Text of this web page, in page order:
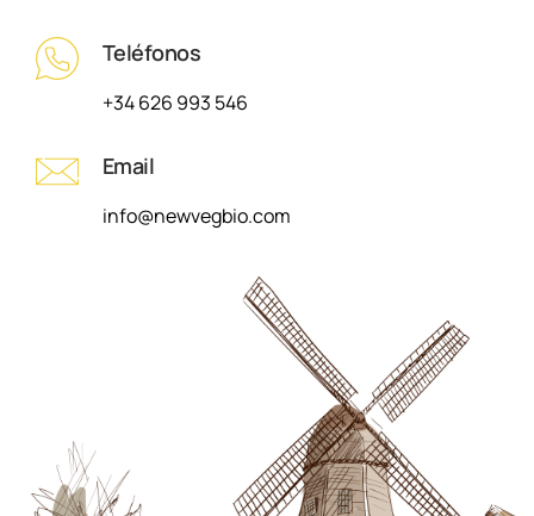
Teléfonos
+34 626 993 546
Email
info@newvegbio.com